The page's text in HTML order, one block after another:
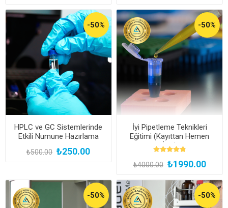
-50%
HPLC ve GC Sistemlerinde
Etkili Numune Hazırlama
₺500.00 ₺250.00
-50%
İyi Pipetleme Teknikleri
Eğitimi (Kayıttan Hemen
İzle)
₺4000.00 ₺1990.00
-50% -50%